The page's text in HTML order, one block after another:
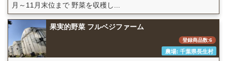
月～11月末位まで 野菜を収穫し...
果実的野菜 フルベジファーム
登録商品数:6
農場: 千葉県長生村